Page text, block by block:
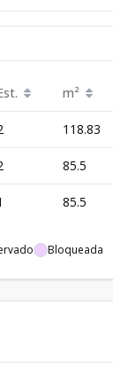
m²
118.83
85.5
85.5
Bloqueada